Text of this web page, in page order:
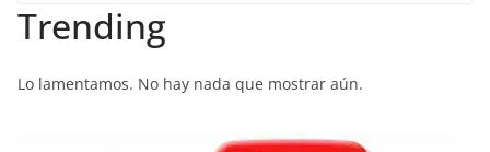
Trending
Lo lamentamos. No hay nada que mostrar aún.